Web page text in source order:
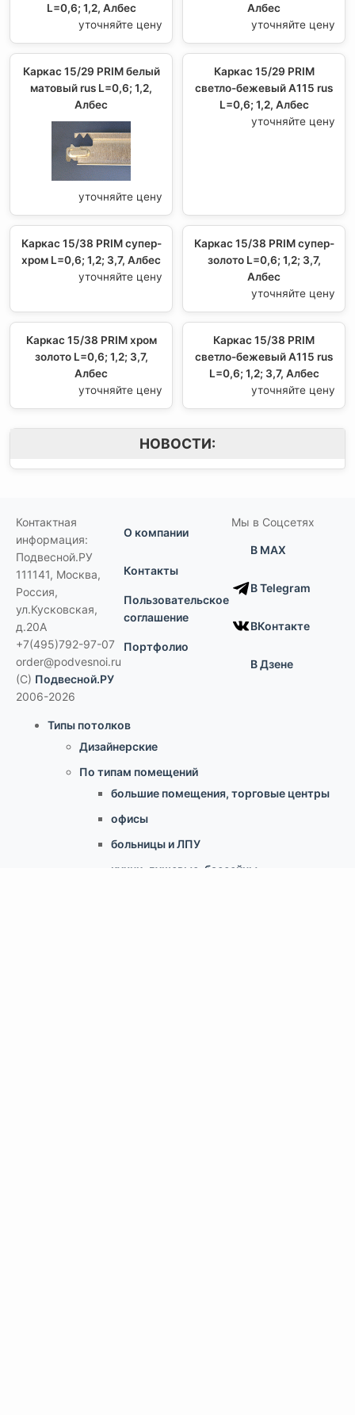
L=0,6; 1,2, Албес
уточняйте цену
Албес
уточняйте цену
Каркас 15/29 PRIM белый
матовый rus L=0,6; 1,2,
Албес
уточняйте цену
Каркас 15/29 PRIM
светло-бежевый А115 rus
L=0,6; 1,2, Албес
уточняйте цену
Каркас 15/38 PRIM супер-
хром L=0,6; 1,2; 3,7, Албес
уточняйте цену
Каркас 15/38 PRIM супер-
золото L=0,6; 1,2; 3,7,
Албес
уточняйте цену
Каркас 15/38 PRIM хром
золото L=0,6; 1,2; 3,7,
Албес
уточняйте цену
Каркас 15/38 PRIM
светло-бежевый А115 rus
L=0,6; 1,2; 3,7, Албес
уточняйте цену
НОВОСТИ:
Контактная
информация:
Подвесной.РУ
111141, Москва,
Россия,
ул.Кусковская,
д.20А
+7(495)792-97-07
order@podvesnoi.ru
(C) Подвесной.РУ
2006-2026
О компании
Контакты
Пользовательское
соглашение
Портфолио
Мы в Соцсетях
В MAX
В Telegram
ВКонтакте
В Дзене
Типы потолков
Дизайнерские
По типам помещений
большие помещения, торговые центры
офисы
больницы и ЛПУ
кухни, душевые, бассейны